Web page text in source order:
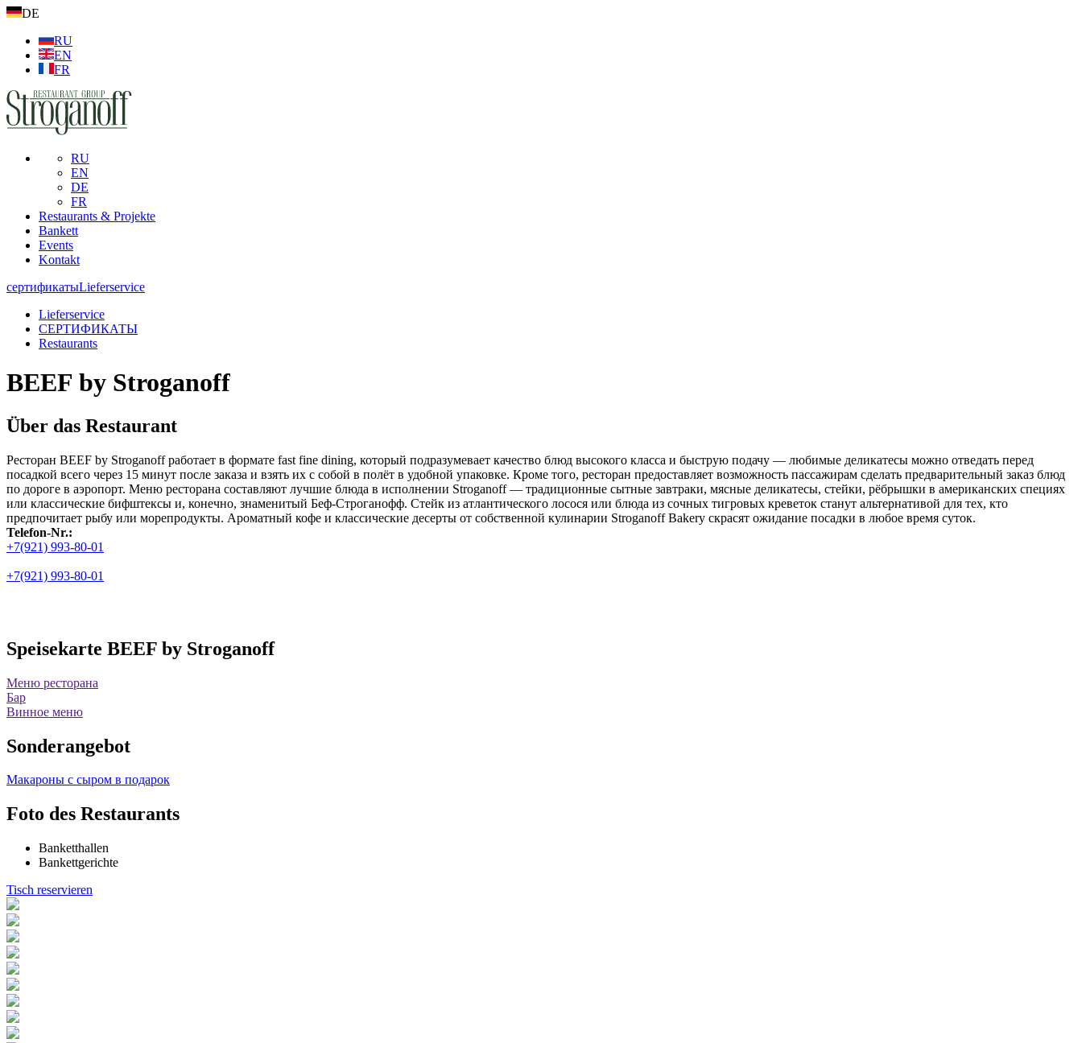
DE
RU
EN
FR
RU
EN
DE
FR
Restaurants & Projekte
Bankett
Events
Kontakt
сертификатыLieferservice
Lieferservice
СЕРТИФИКАТЫ
Restaurants
BEEF by Stroganoff
Über das Restaurant
Ресторан BEEF by Stroganoff работает в формате fast fine dining, который подразумевает качество блюд высокого класса и быструю подачу — любимые деликатесы можно отведать перед
посадкой всего через 15 минут после заказа и взять их с собой в полёт в удобной упаковке. Кроме того, ресторан предоставляет возможность пассажирам сделать предварительный заказ блюд
по дороге в аэропорт. Меню ресторана составляют лучшие блюда в исполнении Stroganoff — традиционные сытные завтраки, мясные деликатесы, стейки, рёбрышки в американских специях
или классические бифштексы и, конечно, знаменитый Беф-Строганофф. Стейк из атлантического лосося или блюда из сочных тигровых креветок станут альтернативой для тех, кто
предпочитает рыбу или морепродукты. Ароматный кофе и классические десерты от собственной кулинарии Stroganoff Bakery скрасят ожидание посадки в любое время суток.
Telefon-Nr.:
+7(921) 993-80-01
+7(921) 993-80-01
Speisekarte BEEF by Stroganoff
Меню ресторана
Бар
Винное меню
Sonderangebot
Макароны с сыром в подарок
Foto des Restaurants
Banketthallen
Bankettgerichte
Tisch reservieren